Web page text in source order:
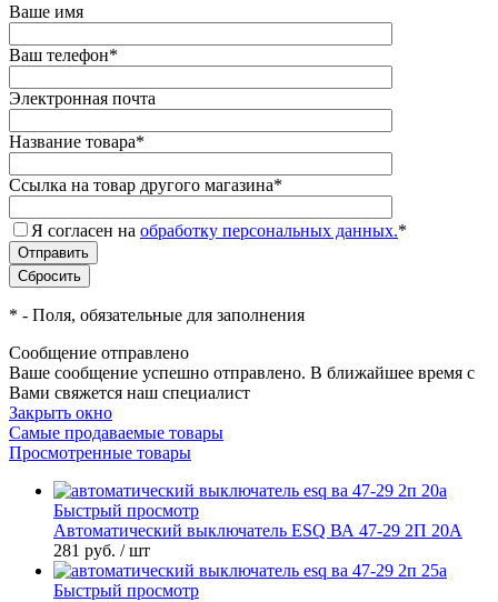
Ваше имя
Ваш телефон*
Электронная почта
Название товара*
Ссылка на товар другого магазина*
Я согласен на обработку персональных данных.*
* - Поля, обязательные для заполнения
Сообщение отправлено
Ваше сообщение успешно отправлено. В ближайшее время с
Вами свяжется наш специалист
Закрыть окно
Самые продаваемые товары
Просмотренные товары
Быстрый просмотр
Автоматический выключатель ESQ ВА 47-29 2П 20А
281 руб. / шт
Быстрый просмотр